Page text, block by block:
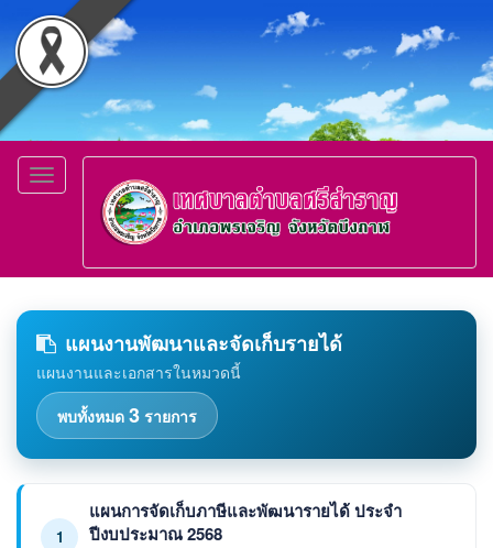
Toggle
navigation
แผนงานพัฒนาและจัดเก็บรายได้
แผนงานและเอกสารในหมวดนี้
พบทั้งหมด 3 รายการ
1
แผนการจัดเก็บภาษีและพัฒนารายได้ ประจำ
ปีงบประมาณ 2568